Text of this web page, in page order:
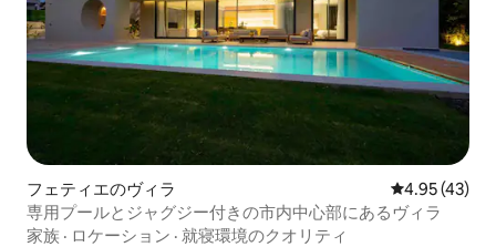
フェティエのヴィラ レビュー43
4.95 (43)
専用プールとジャグジー付きの市内中心部にあるヴィラ
家族 · ロケーション · 就寝環境のクオリティ